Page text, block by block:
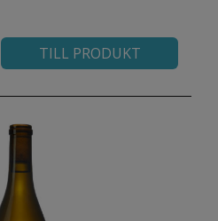
TILL PRODUKT